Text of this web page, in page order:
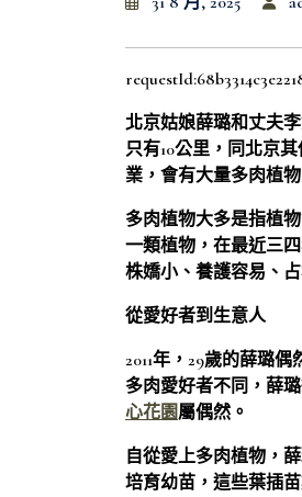
北京姑娘薛璐和丈夫
只有10公里，同北京
業，會有大量多肉植
多肉植物大多是指植
一類植物，在最近三
株嬌小、養護容易、
從愛好者到生意人
2011年，29歲的薛璐偶
多肉愛好者不同，薛
心花園屬偶然。
自從愛上多肉植物，
培育幼苗，這些葉插